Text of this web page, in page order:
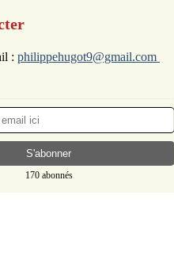
: philippehugot9@gmail.com
170 abonnés